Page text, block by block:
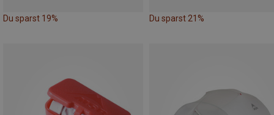
Du sparst 19% Du sparst 21%